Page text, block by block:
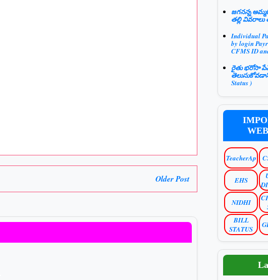
Older Post
జగనన్న
తల్లి వివరాలు
Individual
by login
CFMS ID
రైతు భరోసా
Status )
TeacherAp
EHS
NIDHI
BILL
STATUS